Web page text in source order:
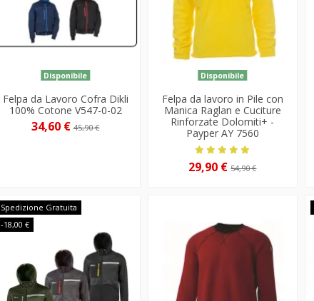
Disponibile
Felpa da Lavoro Cofra Dikli
100% Cotone V547-0-02
34,60 €45,90 €
Disponibile
Felpa da lavoro in Pile con
Manica Raglan e Cuciture
Rinforzate Dolomiti+ -
Payper AY 7560
29,90 €54,90 €
Spedizione Gratuita
-18,00 €